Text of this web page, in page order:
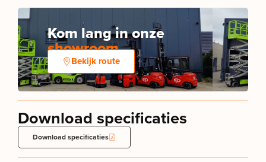
Kom lang in onze
showroom
Bekijk route
Download specificaties
Download specificaties